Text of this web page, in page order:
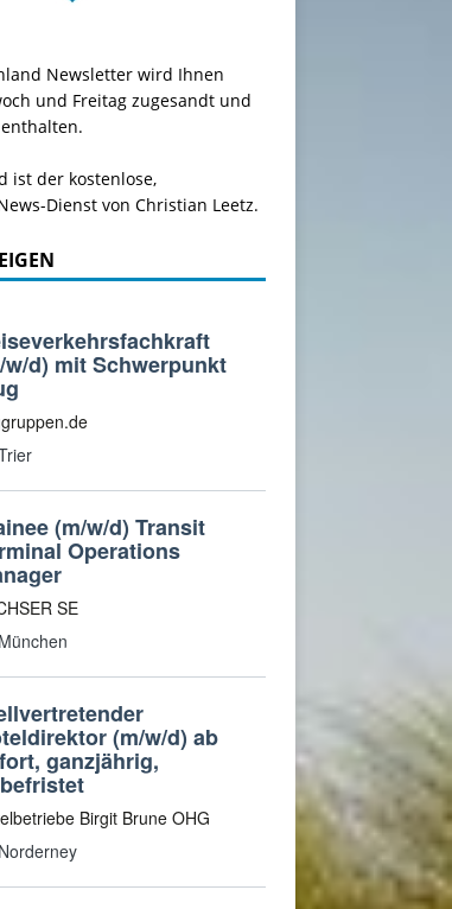
Newsletter wird Ihnen
und Freitag zugesandt und
ist der kostenlose,
Dienst von Christian Leetz.